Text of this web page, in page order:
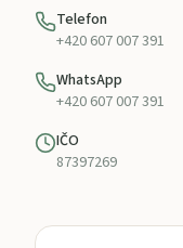
Telefon
+420 607 007 391
WhatsApp
+420 607 007 391
IČO
87397269